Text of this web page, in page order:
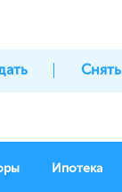
Снять
Ипотека